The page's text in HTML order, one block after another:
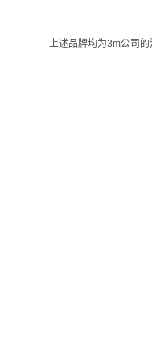
上述品牌均为3m公司的